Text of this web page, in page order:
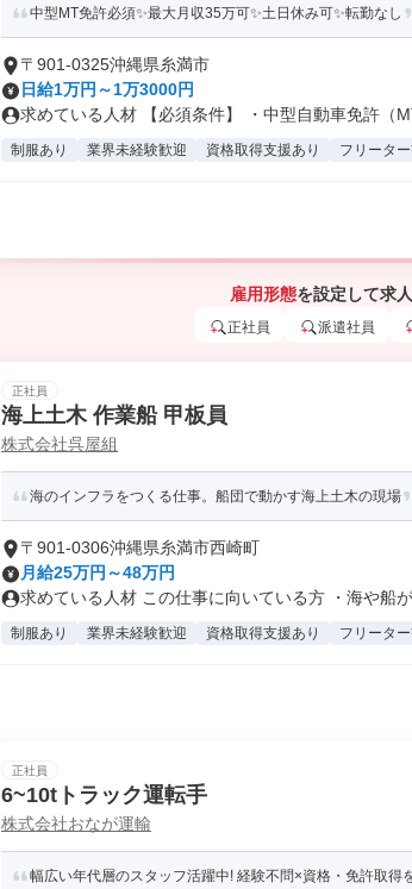
中型MT免許必須✨最大月収35万可✨土日休み可✨転勤なし
〒901-0325沖縄県糸満市
日給1万円～1万3000円
求めている人材 【必須条件】 ・中型自動車免許（
制服あり 業界未経験歓迎 資格取得支援あり フリータ
雇用形態を設定して求
正社員 派遣社員
正社員
海上土木 作業船 甲板員
株式会社呉屋組
海のインフラをつくる仕事。船団で動かす海上土木の現場
〒901-0306沖縄県糸満市西崎町
月給25万円～48万円
求めている人材 この仕事に向いている方 ・海や船
制服あり 業界未経験歓迎 資格取得支援あり フリータ
正社員
6~10tトラック運転手
株式会社おなが運輸
幅広い年代層のスタッフ活躍中! 経験不問×資格・免許取